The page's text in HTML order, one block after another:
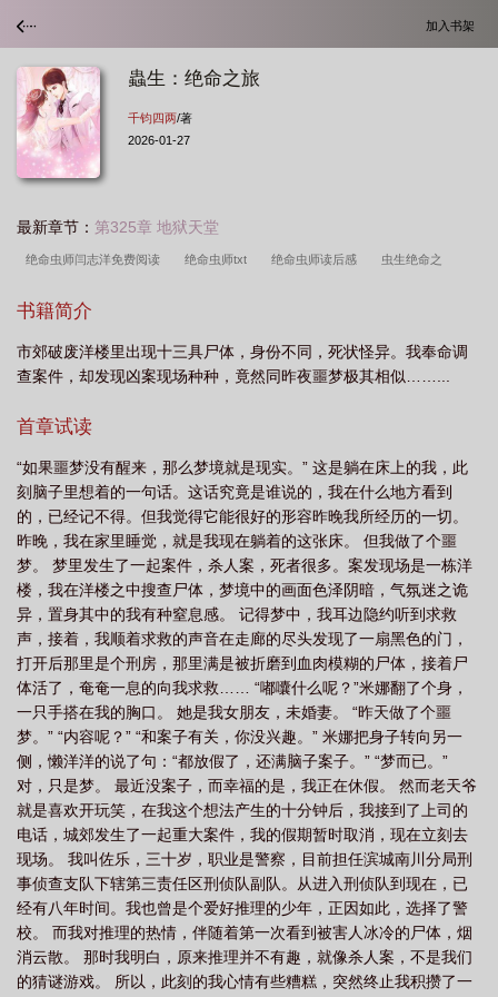
加入书架
蟲生：绝命之旅
千钧四两/著
2026-01-27
最新章节： 第325章 地狱天堂
绝命虫师闫志洋免费阅读 绝命虫师txt 绝命虫师读后感 虫生绝命之
师 绝命虫师在线阅读
读 绝命虫师全文包邮 绝命之旅
书籍简介
市郊破废洋楼里出现十三具尸体，身份不同，死状怪异。我奉命调
查案件，却发现凶案现场种种，竟然同昨夜噩梦极其相似……...
首章试读
“如果噩梦没有醒来，那么梦境就是现实。” 这是躺在床上的我，此
刻脑子里想着的一句话。这话究竟是谁说的，我在什么地方看到
的，已经记不得。但我觉得它能很好的形容昨晚我所经历的一切。
昨晚，我在家里睡觉，就是我现在躺着的这张床。 但我做了个噩
梦。 梦里发生了一起案件，杀人案，死者很多。案发现场是一栋洋
楼，我在洋楼之中搜查尸体，梦境中的画面色泽阴暗，气氛迷之诡
异，置身其中的我有种窒息感。 记得梦中，我耳边隐约听到求救
声，接着，我顺着求救的声音在走廊的尽头发现了一扇黑色的门，
打开后那里是个刑房，那里满是被折磨到血肉模糊的尸体，接着尸
体活了，奄奄一息的向我求救…… “嘟囔什么呢？”米娜翻了个身，
一只手搭在我的胸口。 她是我女朋友，未婚妻。 “昨天做了个噩
梦。” “内容呢？” “和案子有关，你没兴趣。” 米娜把身子转向另一
侧，懒洋洋的说了句：“都放假了，还满脑子案子。” “梦而已。”
对，只是梦。 最近没案子，而幸福的是，我正在休假。 然而老天爷
就是喜欢开玩笑，在我这个想法产生的十分钟后，我接到了上司的
电话，城郊发生了一起重大案件，我的假期暂时取消，现在立刻去
现场。 我叫佐乐，三十岁，职业是警察，目前担任滨城南川分局刑
事侦查支队下辖第三责任区刑侦队副队。从进入刑侦队到现在，已
经有八年时间。我也曾是个爱好推理的少年，正因如此，选择了警
校。 而我对推理的热情，伴随着第一次看到被害人冰冷的尸体，烟
消云散。 那时我明白，原来推理并不有趣，就像杀人案，不是我们
的猜谜游戏。 所以，此刻的我心情有些糟糕，突然终止我积攒了一